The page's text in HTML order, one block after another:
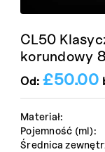
Materiał:
Pojemność (ml):
Średnica
CL50
korundowy
Od:£50.00